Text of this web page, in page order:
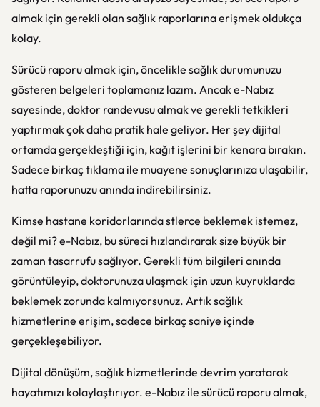
almak için gerekli olan sağlık raporlarına erişmek oldukça
kolay.
Sürücü raporu almak için, öncelikle sağlık durumunuzu
gösteren belgeleri toplamanız lazım. Ancak e-Nabız
sayesinde, doktor randevusu almak ve gerekli tetkikleri
yaptırmak çok daha pratik hale geliyor. Her şey dijital
ortamda gerçekleştiği için, kağıt işlerini bir kenara bırakın.
Sadece birkaç tıklama ile muayene sonuçlarınıza ulaşabilir,
hatta raporunuzu anında indirebilirsiniz.
Kimse hastane koridorlarında stlerce beklemek istemez,
değil mi? e-Nabız, bu süreci hızlandırarak size büyük bir
zaman tasarrufu sağlıyor. Gerekli tüm bilgileri anında
görüntüleyip, doktorunuza ulaşmak için uzun kuyruklarda
beklemek zorunda kalmıyorsunuz. Artık sağlık
hizmetlerine erişim, sadece birkaç saniye içinde
gerçekleşebiliyor.
Dijital dönüşüm, sağlık hizmetlerinde devrim yaratarak
hayatımızı kolaylaştırıyor. e-Nabız ile sürücü raporu almak,